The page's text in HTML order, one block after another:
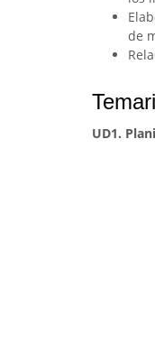
de
UD1.